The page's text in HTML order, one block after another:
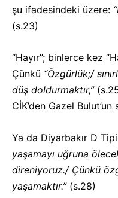
şu ifadesindeki üzere:
(s.23)
“Hayır”; binlerce kez
Çünkü “Özgürlük;/
düş doldurmaktır,”
CİK’den Gazel
Ya da Diyarbakır D Tipi
yaşamayı uğruna
direniyoruz./ Çünkü
yaşamaktır.”(s.28)